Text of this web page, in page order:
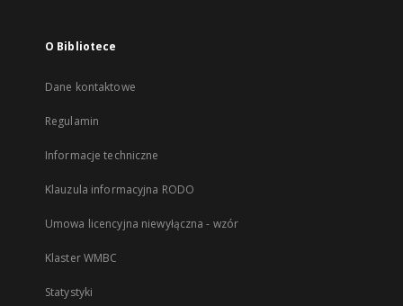
O Bibliotece
Dane kontaktowe
Regulamin
Informacje techniczne
Klauzula informacyjna RODO
Umowa licencyjna niewyłączna - wzór
Klaster WMBC
Statystyki